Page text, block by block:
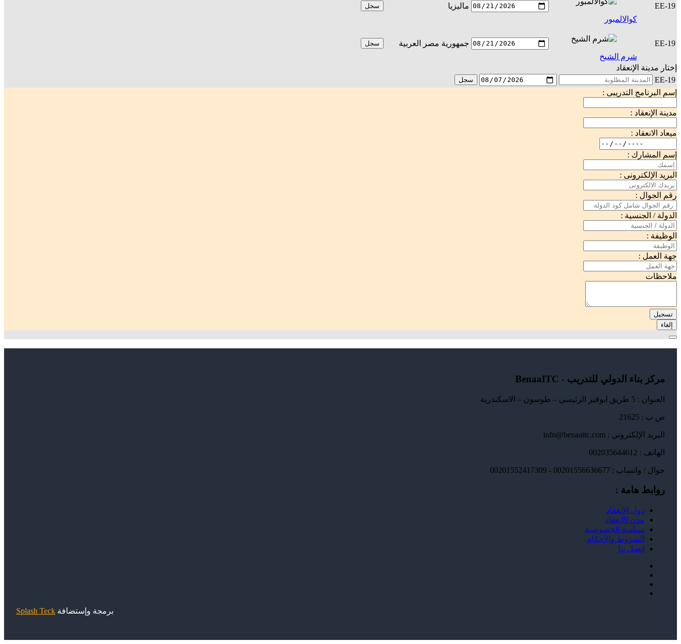
EE-19
كوالالمبور
ماليزيا سجل
EE-19
شرم الشيخ
جمهورية مصر العربية سجل
إختار مدينة الإنعقاد
EE-19
سجل
إسم البرنامج التدريبى :
مدينة الإنعقاد :
ميعاد الانعقاد :
إسم المشارك :
البريد الإلكترونى :
رقم الجوال :
الدولة / الجنسية :
الوظيفة :
جهة العمل :
ملاحظات
تسجيل
إلغاء
مركز بناء الدولي للتدريب - BenaaITC
العنوان : 5 طريق ابوقير الرئيسي – طوسون – الاسكندرية
ص ب : 21625
البريد الإلكتروني : info@benaaitc.com
الهاتف : 002035644612
جوال / واتساب : 00201556636677 - 00201552417309
روابط هامة :
دول الإنعقاد
مدن الإنعقاد
سياسة الخصوصية
الشروط والأحكام
إتصل بنا
برمجة وإستضافة Splash Teck